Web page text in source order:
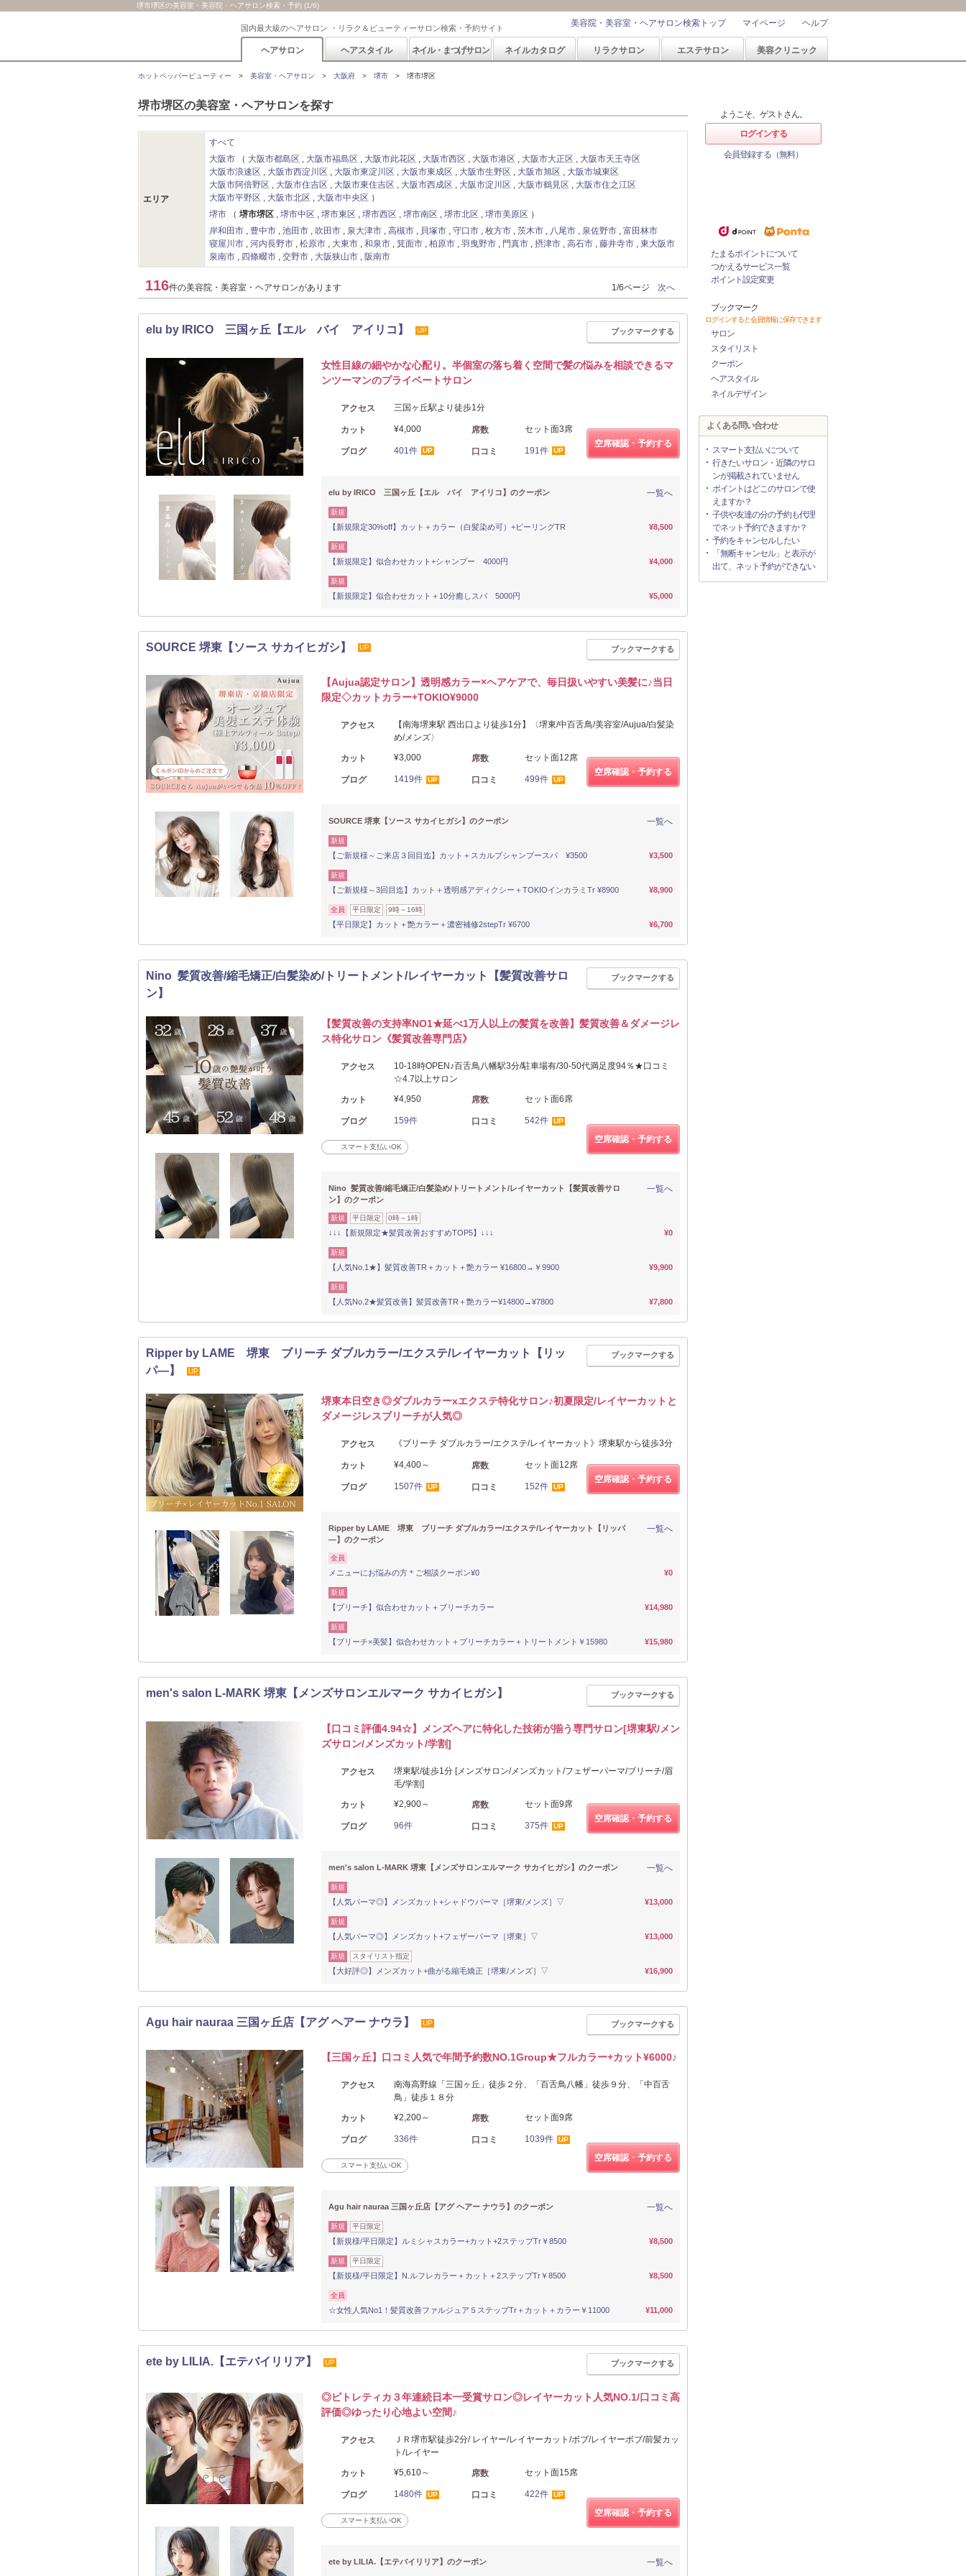
堺市堺区の美容室・美容院・ヘアサロン検索・予約 (1/6)
国内最大級のヘアサロン ・リラク＆ビューティーサロン検索・予約サイト ヘルプ
マイページ
美容院・美容室・ヘアサロン検索トップ
ヘアサロン ヘアスタイル ネイル・まつげサロン ネイルカタログ リラクサロン エステサロン 美容クリニック
ホットペッパービューティー 美容室・ヘアサロン 大阪府 堺市 堺市堺区
堺市堺区の美容室・ヘアサロンを探す
エリア
すべて
大阪市
大阪市都島区 大阪市福島区 大阪市此花区 大阪市西区 大阪市港区 大阪市大正区
大阪市天王寺区
大阪市浪速区
大阪市西淀川区 大阪市東淀川区 大阪市東成区 大阪市生野区 大阪市旭区
大阪市城東区
大阪市阿倍野区
大阪市住吉区 大阪市東住吉区 大阪市西成区 大阪市淀川区 大阪市鶴見区
大阪市住之江区
大阪市平野区
大阪市北区
大阪市中央区
堺市
堺市堺区 堺市中区 堺市東区 堺市西区 堺市南区 堺市北区
堺市美原区
岸和田市
豊中市 池田市 吹田市 泉大津市 高槻市 貝塚市 守口市 枚方市 茨木市 八尾市 泉佐野市
富田林市
寝屋川市
河内長野市 松原市 大東市 和泉市 箕面市 柏原市 羽曳野市 門真市 摂津市 高石市 藤井寺市
東大阪市
泉南市
四條畷市 交野市 大阪狭山市 阪南市
116件の美容院・美容室・ヘアサロンがあります 1/6ページ 次へ
elu by IRICO 三国ヶ丘【エル バイ アイリコ】 UP ブックマークする
女性目線の細やかな心配り。半個室の落ち着く空間で髪の悩みを相談できるマ
ンツーマンのプライベートサロン
アクセス 三国ヶ丘駅より徒歩1分
カット ¥4,000 席数 セット面3席
ブログ 401件 UP 口コミ 191件 UP
空席確認・予約する
elu by IRICO 三国ヶ丘【エル バイ アイリコ】のクーポン 一覧へ
新規
【新規限定30%off】カット＋カラー（白髪染め可）+ピーリングTR ¥8,500
新規
【新規限定】似合わせカット+シャンプー 4000円 ¥4,000
新規
【新規限定】似合わせカット＋10分癒しスパ 5000円 ¥5,000
SOURCE 堺東【ソース サカイヒガシ】 UP ブックマークする
【Aujua認定サロン】透明感カラー×ヘアケアで、毎日扱いやすい美髪に♪当日
限定◇カットカラー+TOKIO¥9000
アクセス
【南海堺東駅 西出口より徒歩1分】〈堺東/中百舌鳥/美容室/Aujua/白髪染
め/メンズ〉
カット ¥3,000 席数 セット面12席
ブログ 1419件 UP 口コミ 499件 UP
空席確認・予約する
SOURCE 堺東【ソース サカイヒガシ】のクーポン 一覧へ
新規
【ご新規様～ご来店３回目迄】カット＋スカルプシャンプースパ ¥3500 ¥3,500
新規
【ご新規様～3回目迄】カット＋透明感アディクシー＋TOKIOインカラミTr ¥8900 ¥8,900
全員 平日限定 9時～16時
【平日限定】カット＋艶カラー＋濃密補修2stepTr ¥6700 ¥6,700
Nino 髪質改善/縮毛矯正/白髪染め/トリートメント/レイヤーカット【髪質改善サロ
ン】
ブックマークする
【髪質改善の支持率NO1★延べ1万人以上の髪質を改善】髪質改善＆ダメージレ
ス特化サロン《髪質改善専門店》
アクセス
10-18時OPEN♪百舌鳥八幡駅3分/駐車場有/30-50代満足度94％★口コミ
☆4.7以上サロン
カット ¥4,950 席数 セット面6席
ブログ 159件 口コミ 542件 UP
スマート支払いOK
空席確認・予約する
Nino 髪質改善/縮毛矯正/白髪染め/トリートメント/レイヤーカット【髪質改善サロ
ン】のクーポン
一覧へ
新規 平日限定 0時～1時
↓↓↓【新規限定★髪質改善おすすめTOP5】↓↓↓ ¥0
新規
【人気No.1★】髪質改善TR＋カット＋艶カラー ¥16800→￥9900 ¥9,900
新規
【人気No.2★髪質改善】髪質改善TR＋艶カラー¥14800→¥7800 ¥7,800
Ripper by LAME 堺東 ブリーチ ダブルカラー/エクステ/レイヤーカット【リッ
パ―】
UP
ブックマークする
堺東本日空き◎ダブルカラーxエクステ特化サロン♪初夏限定/レイヤーカットと
ダメージレスブリーチが人気◎
アクセス 《ブリーチ ダブルカラー/エクステ/レイヤーカット》堺東駅から徒歩3分
カット ¥4,400～ 席数 セット面12席
ブログ 1507件 UP 口コミ 152件 UP
空席確認・予約する
Ripper by LAME 堺東 ブリーチ ダブルカラー/エクステ/レイヤーカット【リッパ
―】のクーポン
一覧へ
全員
メニューにお悩みの方＊ご相談クーポン¥0 ¥0
新規
【ブリーチ】似合わせカット＋ブリーチカラー ¥14,980
新規
【ブリーチ×美髪】似合わせカット＋ブリーチカラー＋トリートメント￥15980 ¥15,980
men's salon L-MARK 堺東【メンズサロンエルマーク サカイヒガシ】 ブックマークする
【口コミ評価4.94☆】メンズヘアに特化した技術が揃う専門サロン[堺東駅/メン
ズサロン/メンズカット/学割]
アクセス
堺東駅/徒歩1分 [メンズサロン/メンズカット/フェザーパーマ/ブリーチ/眉
毛/学割]
カット ¥2,900～ 席数 セット面9席
ブログ 96件 口コミ 375件 UP
空席確認・予約する
men's salon L-MARK 堺東【メンズサロンエルマーク サカイヒガシ】のクーポン 一覧へ
新規
【人気パーマ◎】メンズカット+シャドウパーマ［堺東/メンズ］▽ ¥13,000
新規
【人気パーマ◎】メンズカット+フェザーパーマ［堺東］▽ ¥13,000
新規 スタイリスト指定
【大好評◎】メンズカット+曲がる縮毛矯正［堺東/メンズ］▽ ¥16,900
Agu hair nauraa 三国ヶ丘店【アグ ヘアー ナウラ】 UP ブックマークする
【三国ヶ丘】口コミ人気で年間予約数NO.1Group★フルカラー+カット¥6000♪
アクセス
南海高野線「三国ヶ丘」徒歩２分、「百舌鳥八幡」徒歩９分、「中百舌
鳥」徒歩１８分
カット ¥2,200～ 席数 セット面9席
ブログ 336件 口コミ 1039件 UP
スマート支払いOK
空席確認・予約する
Agu hair nauraa 三国ヶ丘店【アグ ヘアー ナウラ】のクーポン 一覧へ
新規 平日限定
【新規様/平日限定】ルミシャスカラー+カット+2ステップTr￥8500 ¥8,500
新規 平日限定
【新規様/平日限定】N.ルフレカラー＋カット＋2ステップTr￥8500 ¥8,500
全員
☆女性人気No1！髪質改善ファルジュア５ステップTr＋カット＋カラー￥11000 ¥11,000
ete by LILIA.【エテバイリリア】 UP ブックマークする
◎ピトレティカ３年連続日本一受賞サロン◎レイヤーカット人気NO.1/口コミ高
評価◎ゆったり心地よい空間♪
アクセス
ＪＲ堺市駅徒歩2分/ レイヤー/レイヤーカット/ボブ/レイヤーボブ/前髪カッ
ト/レイヤー
カット ¥5,610～ 席数 セット面15席
ブログ 1480件 UP 口コミ 422件 UP
スマート支払いOK
空席確認・予約する
ete by LILIA.【エテバイリリア】のクーポン 一覧へ
ようこそ、ゲストさん。
ログインする
会員登録する（無料）
たまるポイントについて
つかえるサービス一覧
ポイント設定変更
ブックマーク
ログインすると会員情報に保存できます
サロン
スタイリスト
クーポン
ヘアスタイル
ネイルデザイン
よくある問い合わせ
スマート支払いについて
行きたいサロン・近隣のサロ
ンが掲載されていません
ポイントはどこのサロンで使
えますか？
子供や友達の分の予約も代理
でネット予約できますか？
予約をキャンセルしたい
「無断キャンセル」と表示が
出て、ネット予約ができない